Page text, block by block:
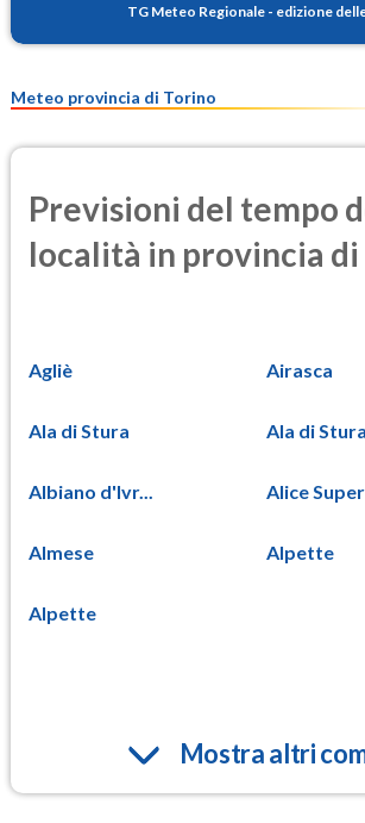
PM25
TG Meteo Regionale - edizione
Meteo provincia di Torino
Previsioni del tempo
località in provincia
Agliè Airasca
Ala di Stura Ala di Stura
Albiano d'Ivr... Alice
Almese Alpette
Alpette
Mostra altri